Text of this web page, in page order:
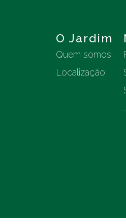
O Jardim
Quem somos
Localização